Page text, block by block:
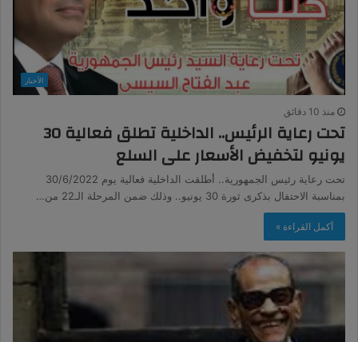
الأخبار
منذ 10 دقائق
تحت رعاية الرئيس.. الداخلية تطلق فعالية 30
يونيو لتخفيض الأسعار على السلع
تحت رعاية رئيس الجمهورية.. أطلقت الداخلية فعالية يوم 30/6/2022
بمناسبة الاحتفال بذكرى ثورة 30 يونيو.. وذلك ضمن المرحلة الـ22 من…
أكمل القراءة »